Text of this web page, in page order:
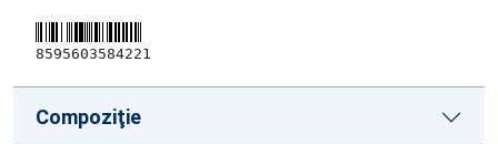
8595603584221
Compoziţie